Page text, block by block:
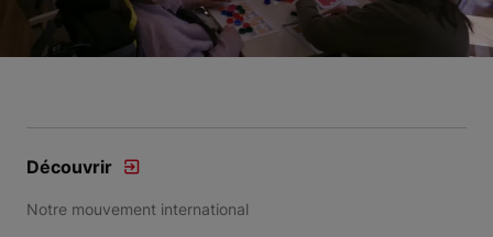
Découvrir
Notre mouvement international